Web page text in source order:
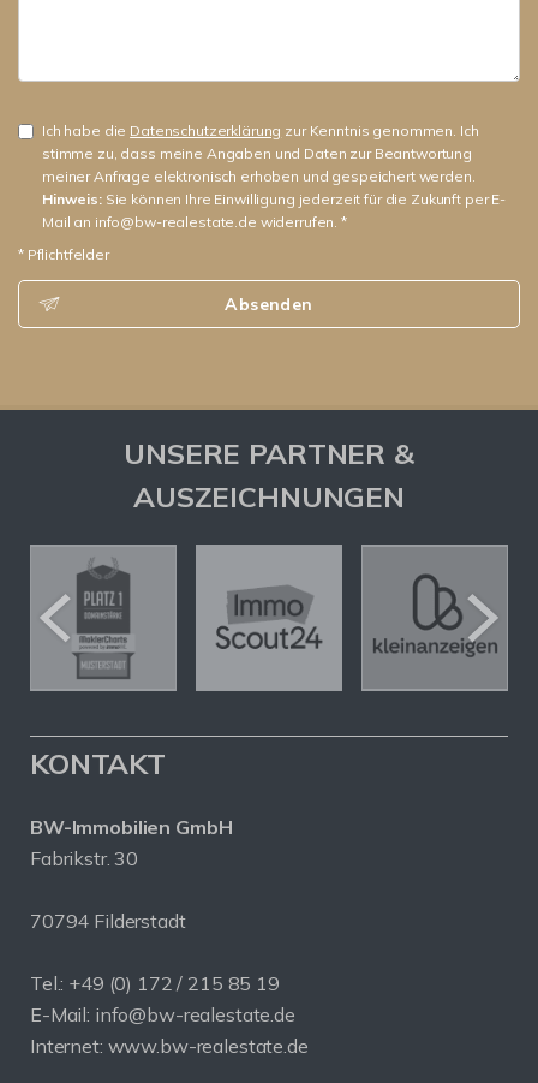
Ich habe die Datenschutzerklärung zur Kenntnis genommen. Ich
stimme zu, dass meine Angaben und Daten zur Beantwortung
meiner Anfrage elektronisch erhoben und gespeichert werden.
Hinweis:Sie können Ihre Einwilligung jederzeit für die Zukunft per E-
Mail an info@bw-realestate.de widerrufen. *
* Pflichtfelder
Absenden
UNSERE PARTNER &
AUSZEICHNUNGEN
KONTAKT
BW-Immobilien GmbH
Fabrikstr. 30
70794 Filderstadt
Tel.: +49 (0) 172 / 215 85 19
E-Mail: info@bw-realestate.de
Internet: www.bw-realestate.de